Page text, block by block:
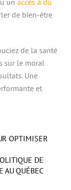
unaccès à du
de bien-être
de la santé
sur le moral
Une
et
OPTIMISER
DE
AU QUÉBEC